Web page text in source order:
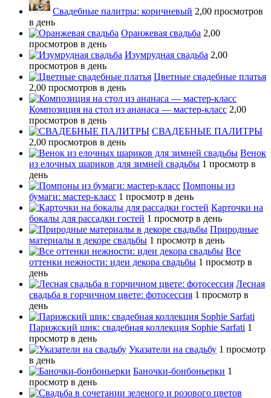
Свадебные палитры: коричневый 2,00 просмотров
в день
Оранжевая свадьба 2,00
просмотров в день
Изумрудная свадьба 2,00
просмотров в день
Цветные свадебные платья
2,00 просмотров в день
Композиция на стол из ананаса — мастер-класс 2,00
просмотров в день
СВАДЕБНЫЕ ПАЛИТРЫ
2,00 просмотров в день
Венок
из елочных шариков для зимней свадьбы 1 просмотр в
день
Помпоны из
бумаги: мастер-класс 1 просмотр в день
Карточки на
бокалы для рассадки гостей 1 просмотр в день
Природные
материалы в декоре свадьбы 1 просмотр в день
Все
оттенки нежности: идеи декора свадьбы 1 просмотр в
день
Лесная
свадьба в горчичном цвете: фотосессия 1 просмотр в
день
Парижский шик: свадебная коллекция Sophie Sarfati 1
просмотр в день
Указатели на свадьбу 1 просмотр
в день
Баночки-бонбоньерки 1
просмотр в день